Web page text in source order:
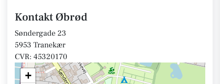
Kontakt Øbrød
Søndergade 23
5953 Tranekær
CVR: 45320170
+